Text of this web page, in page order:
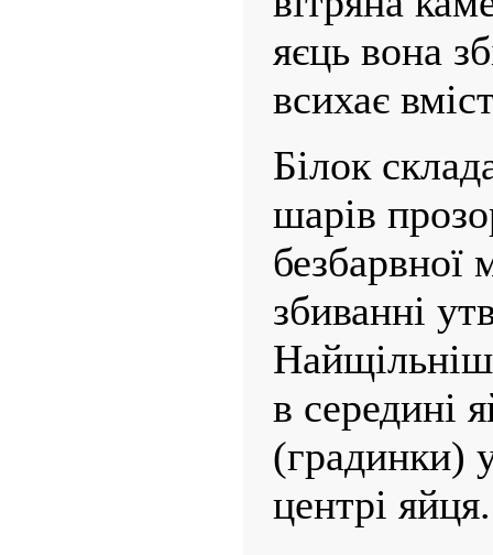
яєць вона
всихає
Білок
шарів
безбарвної
збиванні
в середині
(градинки)
центрі яйця.